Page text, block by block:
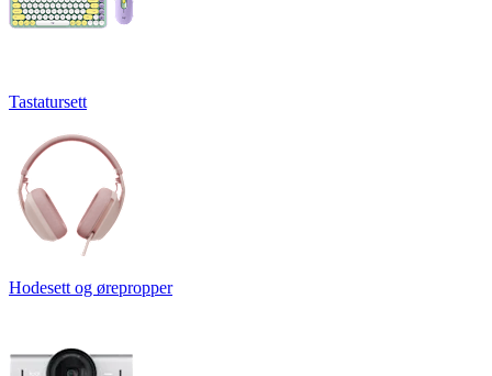
Tastatursett
Hodesett og ørepropper